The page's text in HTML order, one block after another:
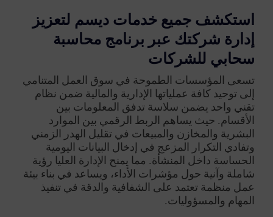
استكشف جميع خدمات ديسم لتعزيز
إدارة شركتك عبر برنامج محاسبة
سحابي للشركات
تسعى المؤسسات الطموحة في سوق العمل المتنامي
إلى توحيد كافة عملياتها الإدارية والمالية ضمن نظام
تقني واحد يضمن سلاسة تدفق المعلومات بين
الأقسام. حيث يساهم الربط الرقمي بين الموارد
البشرية والمخازن والمبيعات في تقليل الهدر الزمني
وتفادي التكرار المزعج في إدخال البيانات اليومية
الحساسة داخل المنشأة. مما يمنح الإدارة العليا رؤية
شاملة وآنية حول مؤشرات الأداء، ويساعد في بناء بيئة
عمل منظمة تعتمد على الشفافية والدقة في تنفيذ
المهام والمسؤوليات.